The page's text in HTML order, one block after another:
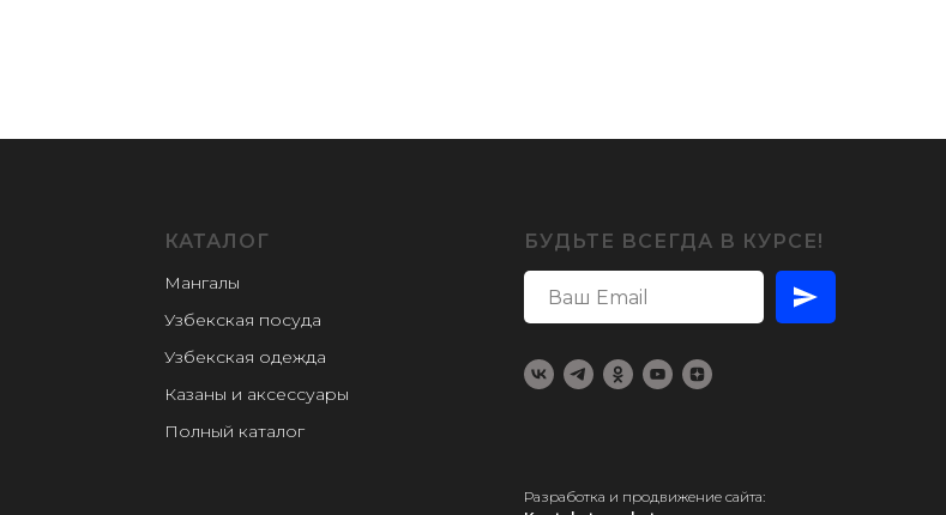
КАТАЛОГ
Мангалы
Узбекская посуда
Узбекская одежда
Казаны и аксессуары
Полный каталог
БУДЬТЕ ВСЕГДА В КУРСЕ!
Разработка и продвижение сайта: